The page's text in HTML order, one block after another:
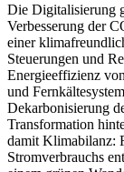
Die Digitalisierung
Verbesserung der
einer
Steuerungen und
Energieeffizienz
und
Dekarbonisierung
Transformation
damit Klimabilanz:
Stromverbrauchs